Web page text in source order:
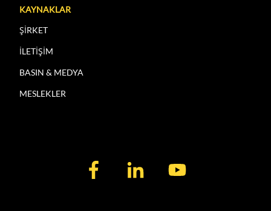
KAYNAKLAR
ŞİRKET
İLETİŞİM
BASIN & MEDYA
MESLEKLER